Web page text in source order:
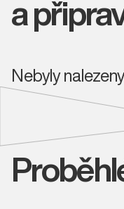
a
Nebyly